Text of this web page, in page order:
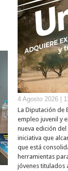
4 Agosto 2026 |
La Diputación de
empleo juvenil y
nueva edición
iniciativa que
que está
herramientas
jóvenes titulados